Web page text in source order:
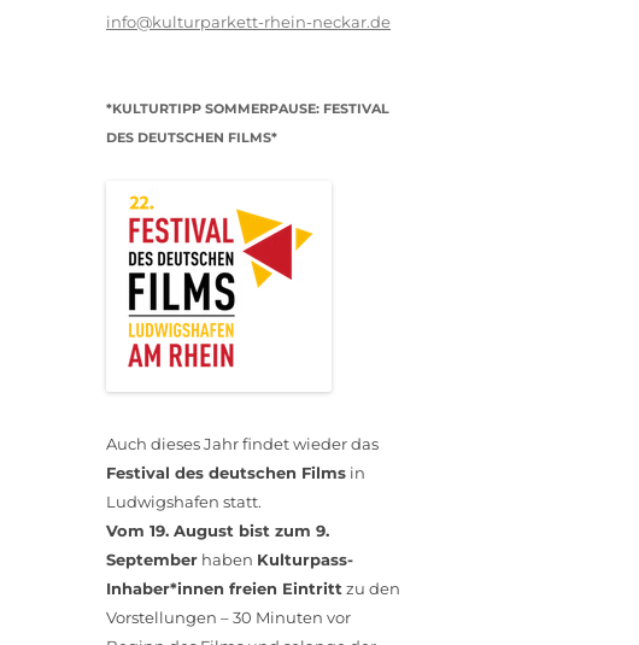
info@kulturparkett-rhein-neckar.de
*KULTURTIPP SOMMERPAUSE: FESTIVAL
DES DEUTSCHEN FILMS*
Auch dieses Jahr findet wieder das
Festival des deutschen Films in
Ludwigshafen statt.
Vom 19. August bist zum 9.
September haben Kulturpass-
Inhaber*innen freien Eintritt zu den
Vorstellungen – 30 Minuten vor